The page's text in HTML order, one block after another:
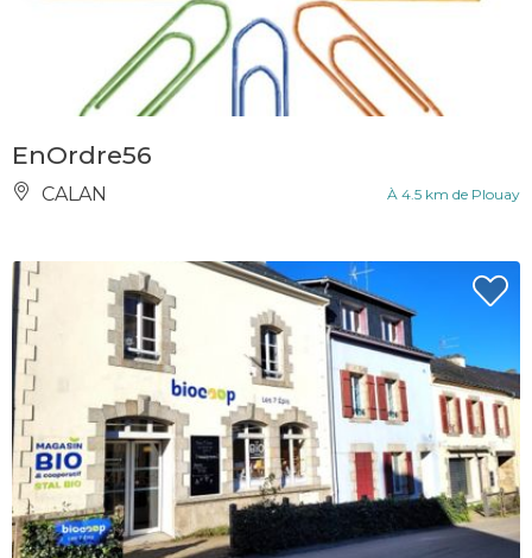
EnOrdre56
CALAN À 4.5 km de Plouay